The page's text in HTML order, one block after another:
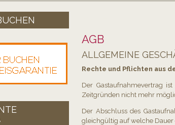
AGB
ALLGEMEINE
Rechte und Pflichten aus
Der Gastaufnahmevertrag
Zeitgründen nicht mehr
Der Abschluss des
gleichgültig auf welche Dauer